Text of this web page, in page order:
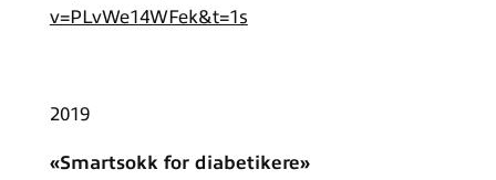
v=PLvWe14WFek&t=1s
2019
«Smartsokk for diabetikere»